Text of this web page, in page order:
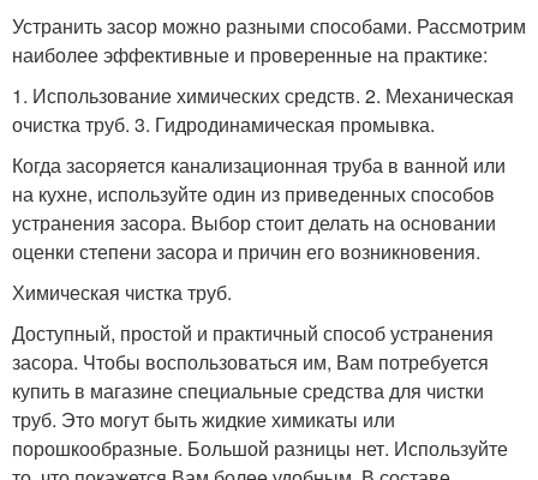
Устранить засор можно разными способами. Рассмотрим
наиболее эффективные и проверенные на практике:
1. Использование химических средств. 2. Механическая
очистка труб. 3. Гидродинамическая промывка.
Когда засоряется канализационная труба в ванной или
на кухне, используйте один из приведенных способов
устранения засора. Выбор стоит делать на основании
оценки степени засора и причин его возникновения.
Химическая чистка труб.
Доступный, простой и практичный способ устранения
засора. Чтобы воспользоваться им, Вам потребуется
купить в магазине специальные средства для чистки
труб. Это могут быть жидкие химикаты или
порошкообразные. Большой разницы нет. Используйте